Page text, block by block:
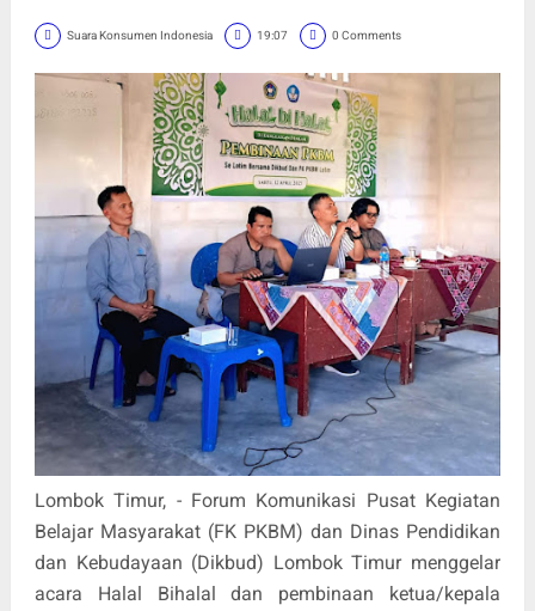
Suara Konsumen Indonesia 19:07 0 Comments
Lombok Timur, - Forum Komunikasi Pusat Kegiatan
Belajar Masyarakat (FK PKBM) dan Dinas Pendidikan
dan Kebudayaan (Dikbud) Lombok Timur menggelar
acara Halal Bihalal dan pembinaan ketua/kepala